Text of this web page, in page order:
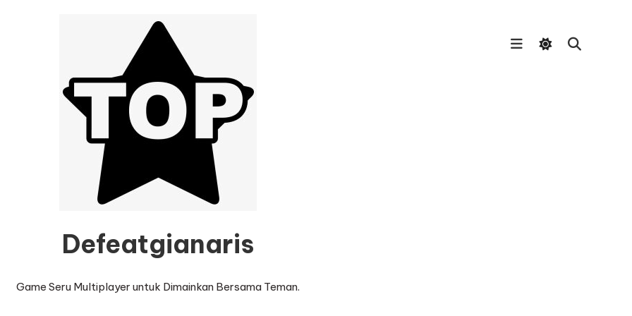
Defeatgianaris
Game Seru Multiplayer untuk Dimainkan Bersama Teman.